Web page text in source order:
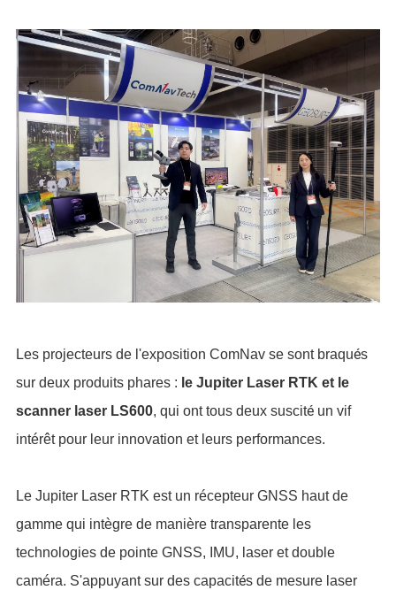
Les projecteurs de l'exposition ComNav se sont braqués
sur deux produits phares : le Jupiter Laser RTK et le
scanner laser LS600, qui ont tous deux suscitéun vif
intérêt pour leur innovation et leurs performances.
Le Jupiter Laser RTK est un récepteur GNSS haut de
gamme qui intègre de manière transparente les
technologies de pointe GNSS, IMU, laser et double
caméra. S'appuyant sur des capacités de mesure laser